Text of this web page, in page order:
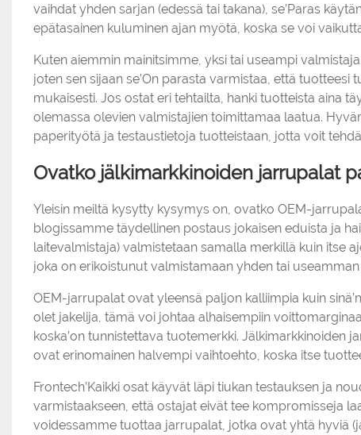
vaihdat yhden sarjan (edessä tai takana), se’Paras
epätasainen kuluminen ajan myötä, koska se voi
Kuten aiemmin mainitsimme, yksi tai useampi
joten sen sijaan se’On parasta varmistaa, että
mukaisesti. Jos ostat eri tehtailta, hanki tuotteista aina
olemassa olevien valmistajien toimittamaa laatua.
paperityötä ja testaustietoja tuotteistaan, jotta voit
Ovatko jälkimarkkinoiden jarrupalat
Yleisin meiltä kysytty kysymys on, ovatko OEM-
blogissamme täydellinen postaus jokaisen eduista ja
laitevalmistaja) valmistetaan samalla merkillä kuin itse
joka on erikoistunut valmistamaan yhden tai
OEM-jarrupalat ovat yleensä paljon kalliimpia kuin
olet jakelija, tämä voi johtaa alhaisempiin
koska’on tunnistettava tuotemerkki. Jälkimarkkinoiden
ovat erinomainen halvempi vaihtoehto, koska itse
Frontech’Kaikki osat käyvät läpi tiukan testauksen ja
varmistaakseen, että ostajat eivät tee kompromisseja
voidessamme tuottaa jarrupalat, jotka ovat yhtä hyviä